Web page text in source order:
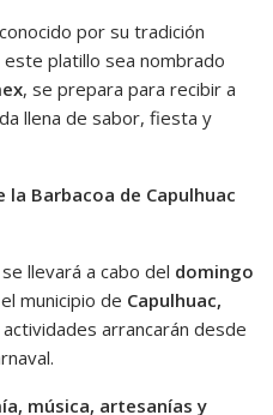
por su tradición
platillo sea nombrado
, se prepara para recibir a
llena de sabor, fiesta y
la Barbacoa de Capulhuac
se llevará a cabo del domingo
municipio de Capulhuac,
actividades arrancarán desde
música, artesanías y